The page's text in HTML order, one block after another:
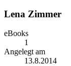
Lena Zimmer
eBooks
1
Angelegt am
13.8.2014